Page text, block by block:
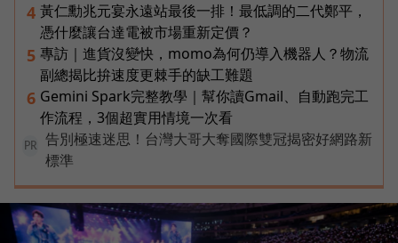
4 黃仁勳兆元宴永遠站最後一排！最低調的二代鄭平，
憑什麼讓台達電被市場重新定價？
5 專訪｜進貨沒變快，momo為何仍導入機器人？物流
副總揭比拚速度更棘手的缺工難題
6 Gemini Spark完整教學｜幫你讀Gmail、自動跑完工
作流程，3個超實用情境一次看
PR
告別極速迷思！台灣大哥大奪國際雙冠揭密好網路新
標準